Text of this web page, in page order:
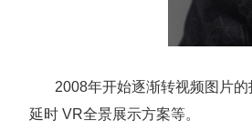
2008年开始逐渐转视频图片的
延时 VR全景展示方案等。